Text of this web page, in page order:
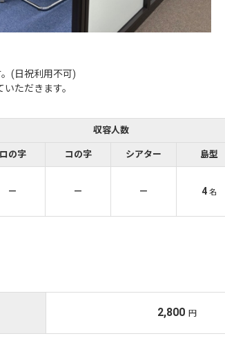
(日祝利用不可)
ただきます。
収容人数
ロの字 コの字 シアター 島型
－ － － 4 名
2,800 円